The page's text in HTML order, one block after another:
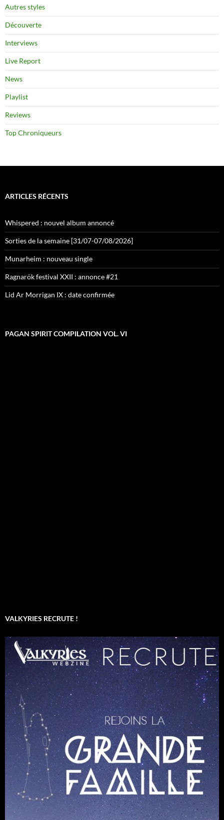
Autres styles
Découverte
Interviews
Live Report
News
Playlist
Reviews
Top Chroniqueurs
ARTICLES RÉCENTS
Whispered : nouvel album annoncé
Sorties de la semaine [31/07-07/08/2026]
Munarheim : nouveau single
Ragnarök festival XXII : annonce #21
Lid Ar Morrigan IX : date confirmée
PAGAN SPIRIT COMPILATION VOL. VI
VALKYRIES RECRUTE !